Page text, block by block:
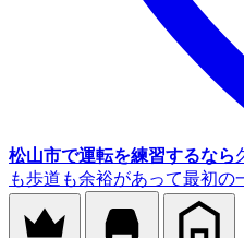
松山市で運転を練習するなら
も歩道も余裕があって最初の